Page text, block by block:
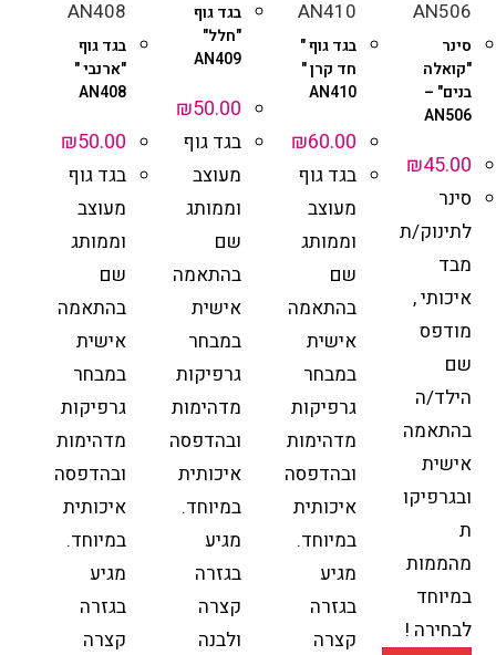
סינר
"קואלה
בנים" –
AN506
₪45.00
סינר
לתינוק/ת
מבד
איכותי ,
מודפס
שם
הילד/ה
בהתאמה
אישית
ובגרפיקו
ת
מהממות
במיוחד
לבחירה !
בגד גוף "
חד קרן "
AN410
₪60.00
בגד גוף
מעוצב
וממותג
שם
בהתאמה
אישית
במבחר
גרפיקות
מדהימות
ובהדפסה
איכותית
במיוחד.
מגיע
בגזרה
קצרה
בגד גוף
"חלל"
AN409
₪50.00
בגד גוף
מעוצב
וממותג
שם
בהתאמה
אישית
במבחר
גרפיקות
מדהימות
ובהדפסה
איכותית
במיוחד.
מגיע
בגזרה
קצרה
ולבנה
בגד גוף
"ארנבי "
AN408
₪50.00
בגד גוף
מעוצב
וממותג
שם
בהתאמה
אישית
במבחר
גרפיקות
מדהימות
ובהדפסה
איכותית
במיוחד.
מגיע
בגזרה
קצרה